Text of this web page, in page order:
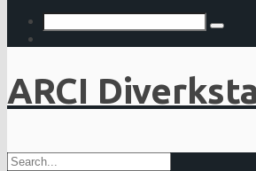
ARCI